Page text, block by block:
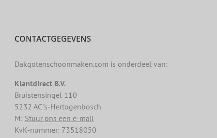
CONTACTGEGEVENS
Dakgotenschoonmaken.com is onderdeel van:
Klantdirect B.V.
Bruistensingel 110
5232 AC ’s-Hertogenbosch
M: Stuur ons een e-mail
KvK-nummer: 73518050